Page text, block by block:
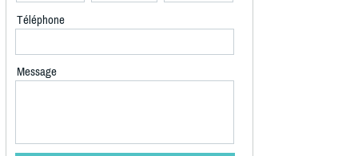
Téléphone
Message